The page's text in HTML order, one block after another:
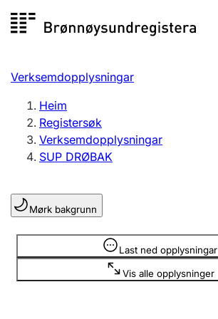
til
Registersøk
Aksjeselskap
Enkeltpersonføretak
Registrere, endre, slette
Lag og foreining
Registrere, endre, slette
Verksemdopplysningar
Heim
Registersøk
Verksemdopplysningar
SUP DRØBAK
Mørk bakgrunn
Last ned opplysningar
Vis alle opplysninger
Opplysninger er skjult